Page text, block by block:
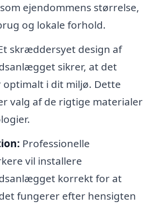
ejendommens størrelse,
og lokale forhold.
skræddersyet design af
sikrer, at det
i dit miljø. Dette
valg af de rigtige materialer
Professionelle
vil installere
korrekt for at
fungerer efter hensigten